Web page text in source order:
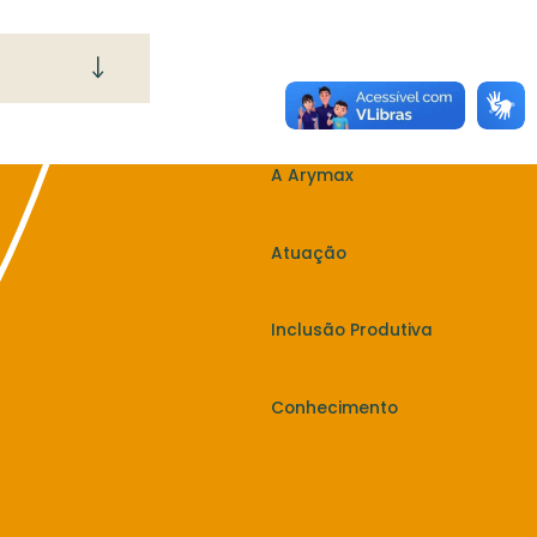
A Arymax
Atuação
Inclusão Produtiva
Conhecimento